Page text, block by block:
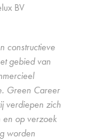
BV
constructieve
gebied van
Green Career
verdiepen zich
en op verzoek
worden